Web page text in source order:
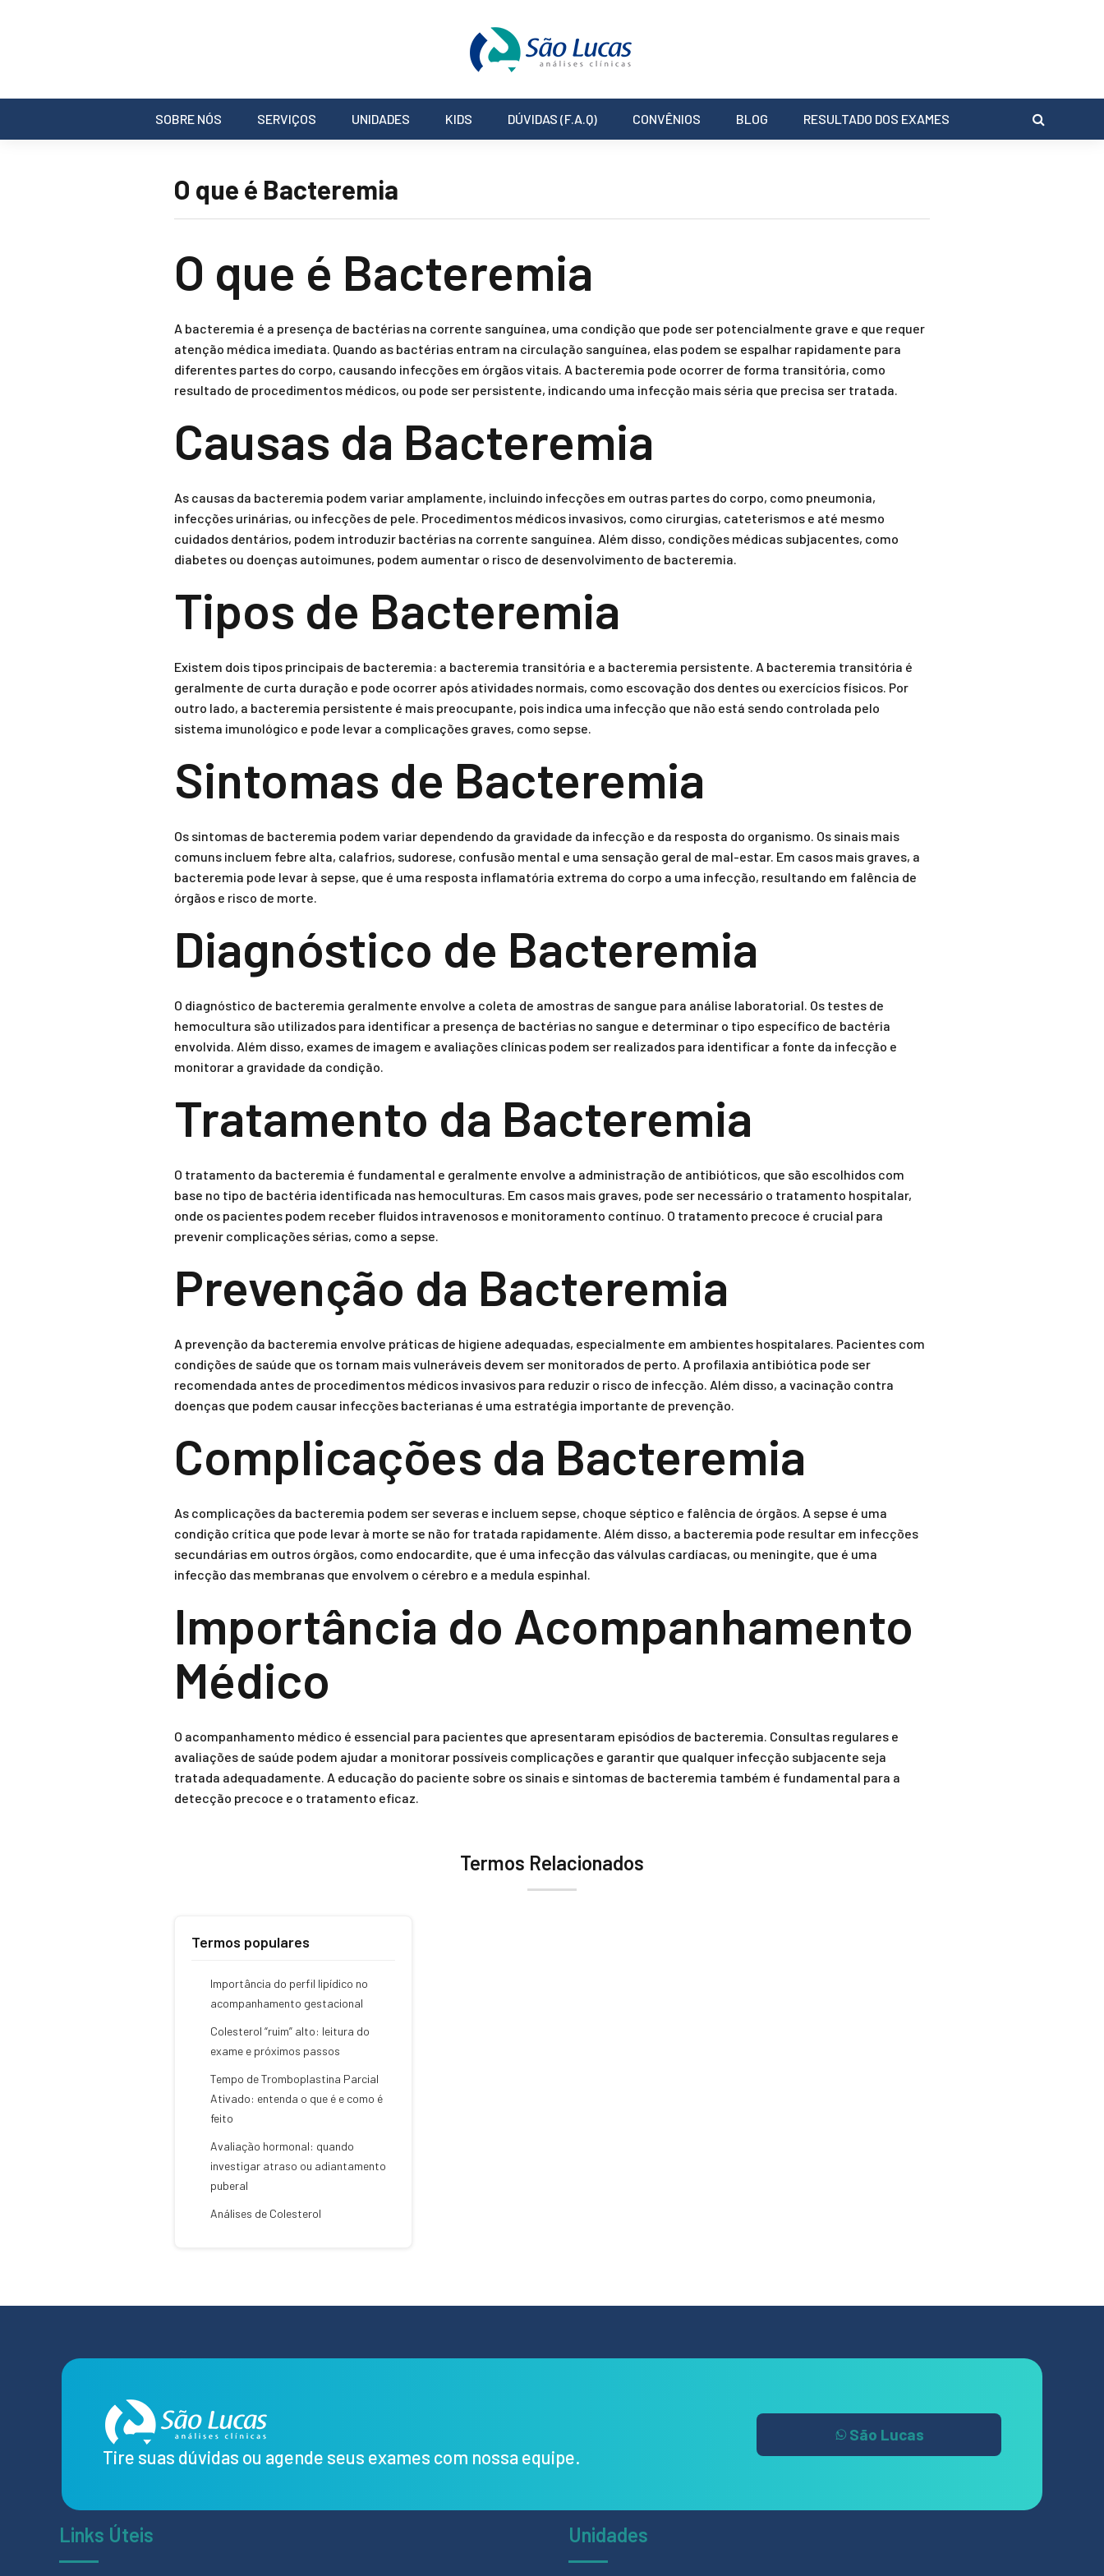
SOBRE NÓS SERVIÇOS UNIDADES KIDS DÚVIDAS (F.A.Q) CONVÊNIOS BLOG RESULTADO DOS EXAMES
O que é Bacteremia
O que é Bacteremia
A bacteremia é a presença de bactérias na corrente sanguínea, uma condição que pode ser potencialmente grave e que requer
atenção médica imediata. Quando as bactérias entram na circulação sanguínea, elas podem se espalhar rapidamente para
diferentes partes do corpo, causando infecções em órgãos vitais. A bacteremia pode ocorrer de forma transitória, como
resultado de procedimentos médicos, ou pode ser persistente, indicando uma infecção mais séria que precisa ser tratada.
Causas da Bacteremia
As causas da bacteremia podem variar amplamente, incluindo infecções em outras partes do corpo, como pneumonia,
infecções urinárias, ou infecções de pele. Procedimentos médicos invasivos, como cirurgias, cateterismos e até mesmo
cuidados dentários, podem introduzir bactérias na corrente sanguínea. Além disso, condições médicas subjacentes, como
diabetes ou doenças autoimunes, podem aumentar o risco de desenvolvimento de bacteremia.
Tipos de Bacteremia
Existem dois tipos principais de bacteremia: a bacteremia transitória e a bacteremia persistente. A bacteremia transitória é
geralmente de curta duração e pode ocorrer após atividades normais, como escovação dos dentes ou exercícios físicos. Por
outro lado, a bacteremia persistente é mais preocupante, pois indica uma infecção que não está sendo controlada pelo
sistema imunológico e pode levar a complicações graves, como sepse.
Sintomas de Bacteremia
Os sintomas de bacteremia podem variar dependendo da gravidade da infecção e da resposta do organismo. Os sinais mais
comuns incluem febre alta, calafrios, sudorese, confusão mental e uma sensação geral de mal-estar. Em casos mais graves, a
bacteremia pode levar à sepse, que é uma resposta inflamatória extrema do corpo a uma infecção, resultando em falência de
órgãos e risco de morte.
Diagnóstico de Bacteremia
O diagnóstico de bacteremia geralmente envolve a coleta de amostras de sangue para análise laboratorial. Os testes de
hemocultura são utilizados para identificar a presença de bactérias no sangue e determinar o tipo específico de bactéria
envolvida. Além disso, exames de imagem e avaliações clínicas podem ser realizados para identificar a fonte da infecção e
monitorar a gravidade da condição.
Tratamento da Bacteremia
O tratamento da bacteremia é fundamental e geralmente envolve a administração de antibióticos, que são escolhidos com
base no tipo de bactéria identificada nas hemoculturas. Em casos mais graves, pode ser necessário o tratamento hospitalar,
onde os pacientes podem receber fluidos intravenosos e monitoramento contínuo. O tratamento precoce é crucial para
prevenir complicações sérias, como a sepse.
Prevenção da Bacteremia
A prevenção da bacteremia envolve práticas de higiene adequadas, especialmente em ambientes hospitalares. Pacientes com
condições de saúde que os tornam mais vulneráveis devem ser monitorados de perto. A profilaxia antibiótica pode ser
recomendada antes de procedimentos médicos invasivos para reduzir o risco de infecção. Além disso, a vacinação contra
doenças que podem causar infecções bacterianas é uma estratégia importante de prevenção.
Complicações da Bacteremia
As complicações da bacteremia podem ser severas e incluem sepse, choque séptico e falência de órgãos. A sepse é uma
condição crítica que pode levar à morte se não for tratada rapidamente. Além disso, a bacteremia pode resultar em infecções
secundárias em outros órgãos, como endocardite, que é uma infecção das válvulas cardíacas, ou meningite, que é uma
infecção das membranas que envolvem o cérebro e a medula espinhal.
Importância do Acompanhamento
Médico
O acompanhamento médico é essencial para pacientes que apresentaram episódios de bacteremia. Consultas regulares e
avaliações de saúde podem ajudar a monitorar possíveis complicações e garantir que qualquer infecção subjacente seja
tratada adequadamente. A educação do paciente sobre os sinais e sintomas de bacteremia também é fundamental para a
detecção precoce e o tratamento eficaz.
Termos Relacionados
Termos populares
Importância do perfil lipídico no
acompanhamento gestacional
Colesterol “ruim” alto: leitura do
exame e próximos passos
Tempo de Tromboplastina Parcial
Ativado: entenda o que é e como é
feito
Avaliação hormonal: quando
investigar atraso ou adiantamento
puberal
Análises de Colesterol
Tire suas dúvidas ou agende seus exames com nossa equipe.
São Lucas
Links Úteis Unidades